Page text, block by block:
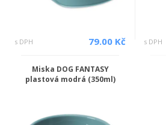
s DPH 79.00 Kč s DPH
Miska DOG FANTASY
plastová modrá (350ml)